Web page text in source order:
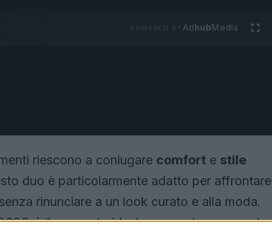
AdhubMedia
riescono a coniugare comfort e stile
duo è particolarmente adatto per affrontare
rinunciare a un look curato e alla moda.
è il momento ideale per esplorare questo